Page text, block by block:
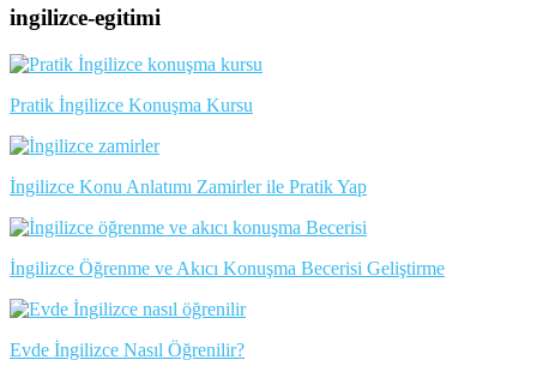
ingilizce-egitimi
Pratik İngilizce Konuşma Kursu
İngilizce Konu Anlatımı Zamirler ile Pratik Yap
İngilizce Öğrenme ve Akıcı Konuşma Becerisi Geliştirme
Evde İngilizce Nasıl Öğrenilir?